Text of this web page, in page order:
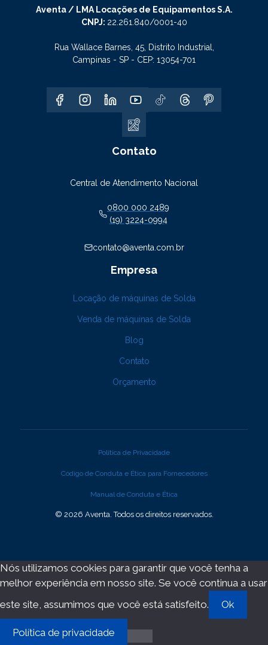
Aventa / LMA Locações de Equipamentos S.A.
CNPJ: 22.261.840/0001-40
Rua Wallace Barnes, 45, Distrito Industrial,
Campinas - SP - CEP: 13054-701
Contato
Central de Atendimento Nacional
0800 000 2489
(19) 3224-0994
contato@aventa.com.br
Empresa
Locação de máquinas de Solda
Venda de máquinas de Solda
Blog
Contato
Orçamento
© 2026 Aventa. Todos os direitos reservados.
Política de Privacidade
Código de Conduta e Ética para Fornecedores
Manual de Conduta e Ética
Nós utilizamos cookies para garantir que você tenha a
melhor experiência em nosso site. Se você continua a usar
este site, assumimos que você está satisfeito.
Ok
Política de privacidade